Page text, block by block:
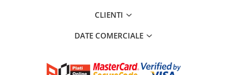
CLIENTI
DATE COMERCIALE